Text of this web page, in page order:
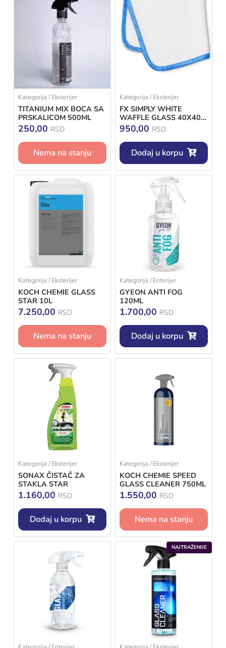
Kategorija / Eksterijer
TITANIUM MIX BOCA SA
PRSKALICOM 500ML
250,00 RSD
Nema na stanju
Kategorija / Eksterijer
FX SIMPLY WHITE
WAFFLE GLASS 40X40 -
KRPA ZA STAKLO
950,00 RSD
Dodaj u korpu
Kategorija / Eksterijer
KOCH CHEMIE GLASS
STAR 10L
7.250,00 RSD
Nema na stanju
Kategorija / Enterijer
GYEON ANTI FOG
120ML
1.700,00 RSD
Dodaj u korpu
Kategorija / Eksterijer
SONAX ČISTAČ ZA
STAKLA STAR
1.160,00 RSD
Dodaj u korpu
Kategorija / Eksterijer
KOCH CHEMIE SPEED
GLASS CLEANER 750ML
1.550,00 RSD
Nema na stanju
NAJTRAŽENIJE